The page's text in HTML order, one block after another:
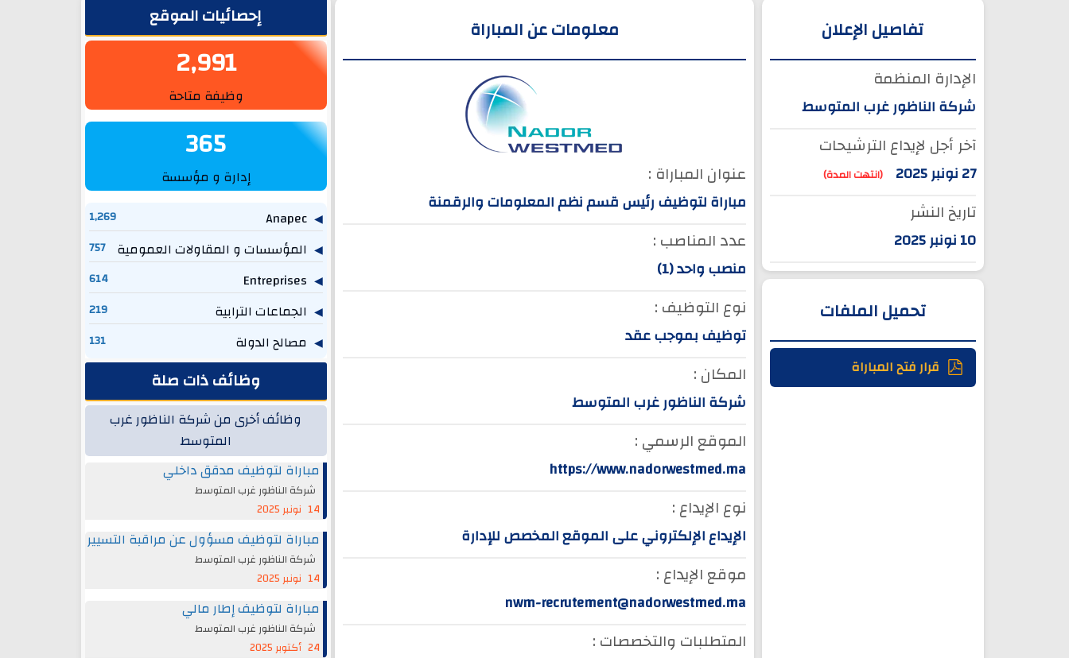
تفاصيل الإعلان
الإدارة المنظمة
شركة الناظور غرب المتوسط
آخر أجل لإيداع الترشيحات
27 نونبر 2025 (انتهت المدة)
تاريخ النشر
10 نونبر 2025
تحميل الملفات
قرار فتح المباراة
معلومات عن المباراة
عنوان المباراة :
مباراة لتوظيف رئيس قسم نظم المعلومات والرقمنة
عدد المناصب :
منصب واحد (1)
نوع التوظيف :
توظيف بموجب عقد
المكان :
شركة الناظور غرب المتوسط
الموقع الرسمي :
https://www.nadorwestmed.ma
نوع الإيداع :
الإيداع الإلكتروني على الموقع المخصص للإدارة
موقع الإيداع :
nwm-recrutement@nadorwestmed.ma
المتطلبات والتخصصات :
الشريط الجانبيإحصائيات الموقع
2,991
وظيفة متاحة
365
إدارة و مؤسسة
Anapec
1,269
المؤسسات و المقاولات العمومية 757
614
الجماعات الترابية 219
مصالح الدولة 131
وظائف ذات صلة
وظائف أخرى من شركة الناظور غرب
المتوسط
مباراة لتوظيف مدقق داخلي
شركة الناظور غرب المتوسط
14 نونبر 2025
مباراة لتوظيف مسؤول عن مراقبة التسيير
شركة الناظور غرب المتوسط
14 نونبر 2025
مباراة لتوظيف إطار مالي
شركة الناظور غرب المتوسط
24 أكتوبر 2025